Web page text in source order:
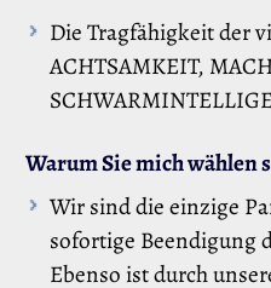
Die Tragfähigkeit der
ACHTSAMKEIT,
Warum Sie mich wählen
Wir sind die einzige
sofortige Beendigung
Ebenso ist durch